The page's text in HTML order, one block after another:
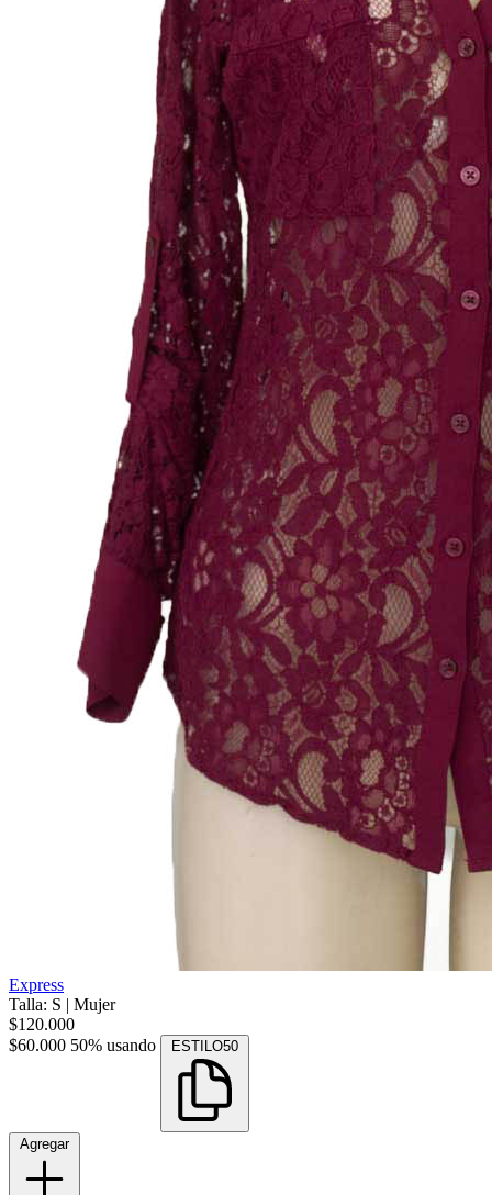
Express
Talla: S | Mujer
$120.000
$60.000 50% usando ESTILO50
Agregar